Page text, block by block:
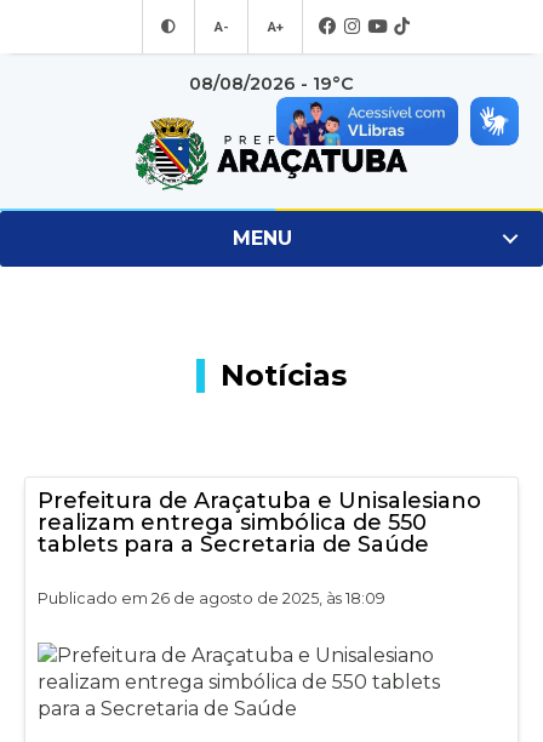
A- A+
08/08/2026 - 19°C
MENU
Notícias
Prefeitura de Araçatuba e Unisalesiano
realizam entrega simbólica de 550
tablets para a Secretaria de Saúde
Publicado em 26 de agosto de 2025, às 18:09